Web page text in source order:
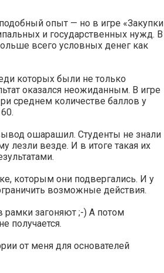
опыт — но в игре «Закупки
и государственных нужд. В
всего условных денег как
которых были не только
оказался неожиданным. В игре
среднем количестве баллов у
ошарашил. Студенты не знали
лезли везде. И в итоге такая их
которым они подвергались. И у
возможные действия.
рамки загоняют ;-) А потом
получается.
от меня для основателей